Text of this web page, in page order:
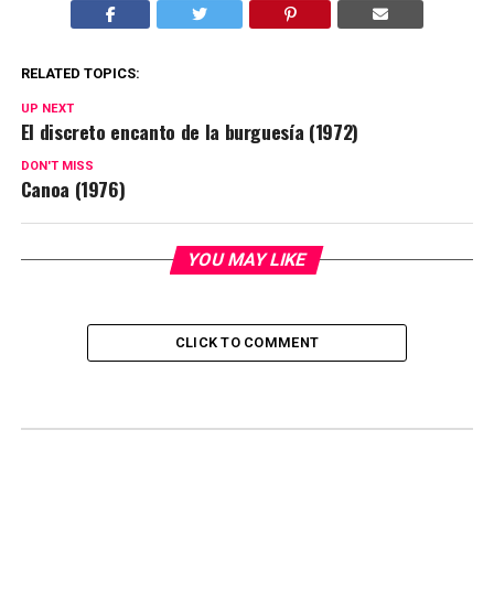
RELATED TOPICS:
UP NEXT
El discreto encanto de la burguesía (1972)
DON'T MISS
Canoa (1976)
YOU MAY LIKE
CLICK TO COMMENT